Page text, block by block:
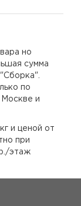
но
сумма
по
и
и ценой от
при
этаж